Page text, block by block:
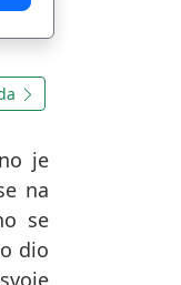
je
na
se
dio